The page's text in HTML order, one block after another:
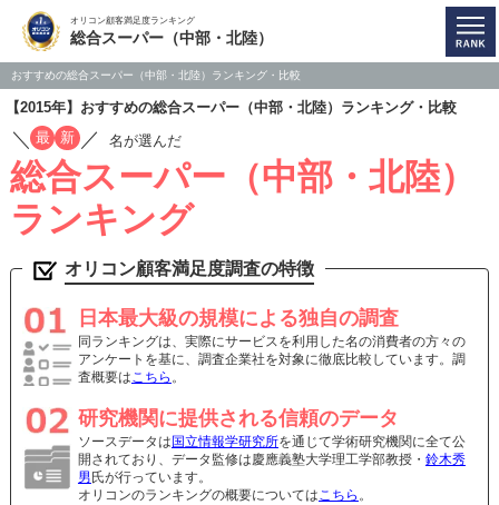
オリコン顧客満足度ランキング
総合スーパー（中部・北陸）
おすすめの総合スーパー（中部・北陸）ランキング・比較
【2015年】おすすめの総合スーパー（中部・北陸）ランキング・比較
／ 最 新 ／ 名が選んだ
総合スーパー（中部・北陸）
ランキング
オリコン顧客満足度調査の特徴
日本最大級の規模による独自の調査
同ランキングは、実際にサービスを利用した名の消費者の方々の
アンケートを基に、調査企業社を対象に徹底比較しています。調
査概要はこちら 。
研究機関に提供される信頼のデータ
ソースデータは 国立情報学研究所を通じて学術研究機関に全て公
開されており、データ監修は慶應義塾大学理工学部教授・ 鈴木秀
男 氏が行っています。
オリコンのランキングの概要についてはこちら 。